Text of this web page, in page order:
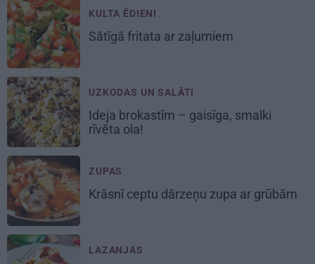
KULTA ĒDIENI
Sātīgā fritata ar zaļumiem
UZKODAS UN SALĀTI
Ideja brokastīm – gaisīga, smalki
rīvēta ola!
ZUPAS
Krāsnī ceptu dārzeņu zupa ar grūbām
LAZANJAS